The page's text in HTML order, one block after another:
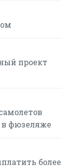
проект
в фюзеляже
более